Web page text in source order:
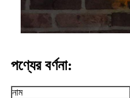
পণ্যের বর্ণনা:
নাম